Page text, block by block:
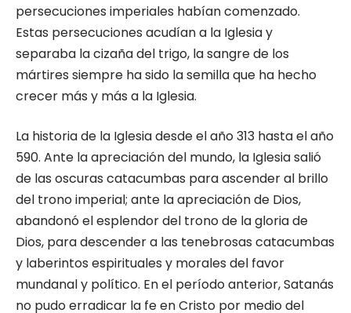
persecuciones imperiales habían comenzado.
Estas persecuciones acudían a la Iglesia y
separaba la cizaña del trigo, la sangre de los
mártires siempre ha sido la semilla que ha hecho
crecer más y más a la Iglesia.
La historia de la Iglesia desde el año 313 hasta el año
590. Ante la apreciación del mundo, la Iglesia salió
de las oscuras catacumbas para ascender al brillo
del trono imperial; ante la apreciación de Dios,
abandonó el esplendor del trono de la gloria de
Dios, para descender a las tenebrosas catacumbas
y laberintos espirituales y morales del favor
mundanal y político. En el período anterior, Satanás
no pudo erradicar la fe en Cristo por medio del